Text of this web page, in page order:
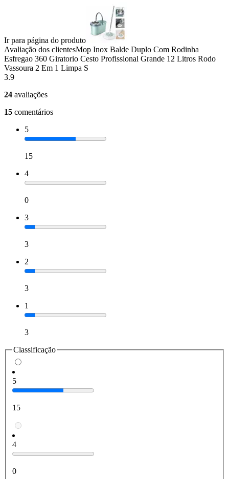
Ir para página do produto
Avaliação dos clientesMop Inox Balde Duplo Com Rodinha
Esfregao 360 Giratorio Cesto Profissional Grande 12 Litros Rodo
Vassoura 2 Em 1 Limpa S
3.9
24 avaliações
15 comentários
5
15
4
0
3
3
2
3
1
3
Classificação
5
15
4
0